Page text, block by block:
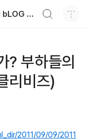
♨ mONSTER dESIGN bLOG - 몬스터디자인 블로그
? 부하들의
리비즈)
2011/09/09/2011